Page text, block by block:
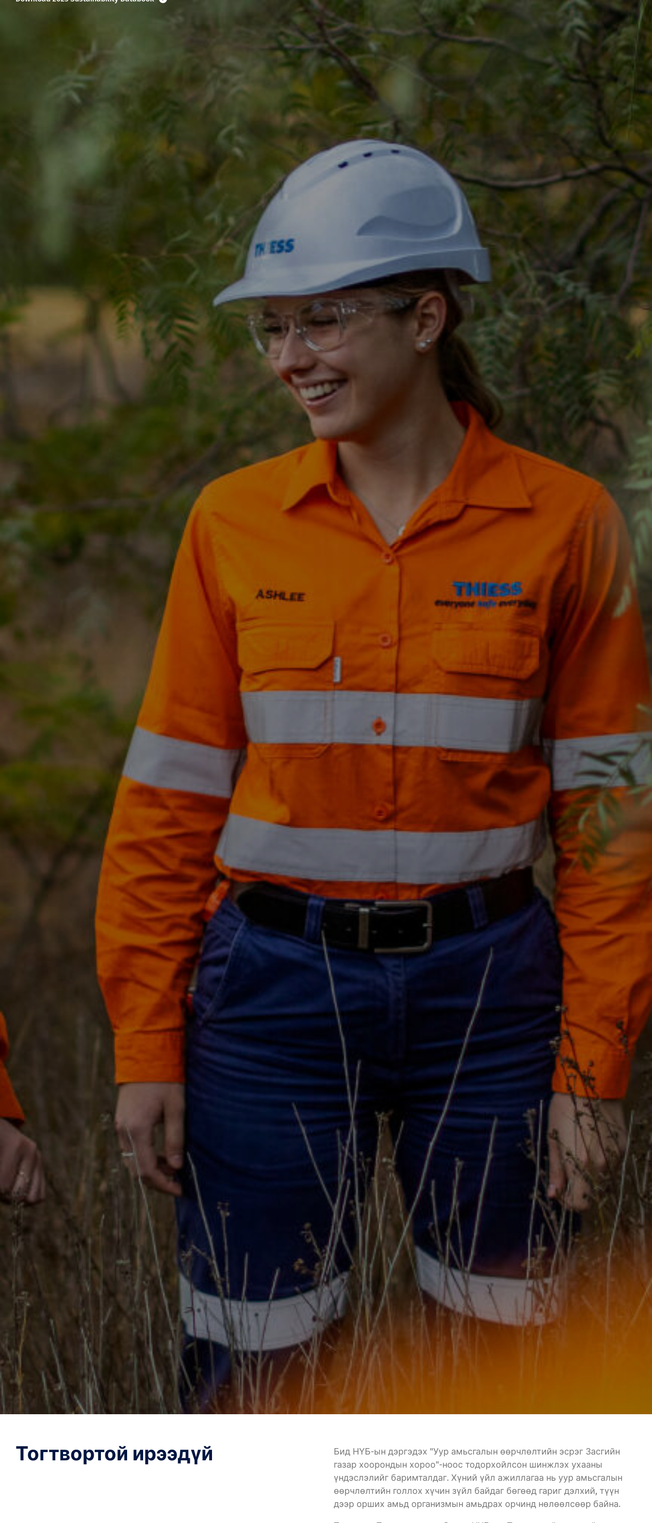
Орон нутаг
Хүний эрх
Тогтвортой ирээдүй
Бид НҮБ-ын дэргэдэх "Уур амьсгалын өөрчлөлтийн эсрэг Засгийн
газар хоорондын хороо"-ноос тодорхойлсон шинжлэх ухааны
үндэслэлийг баримталдаг. Хүний үйл ажиллагаа нь уур амьсгалын
өөрчлөлтийн голлох хүчин зүйл байдаг бөгөөд гариг дэлхий, түүн
дээр орших амьд организмын амьдрах орчинд нөлөөлсөөр байна.